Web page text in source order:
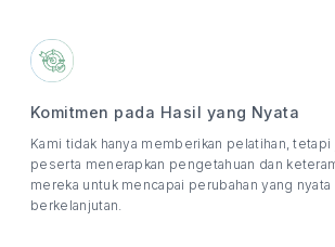
Komitmen pada Hasil yang Nyata
Kami tidak hanya memberikan pelatihan,
peserta menerapkan pengetahuan dan
mereka untuk mencapai perubahan yang nyata
berkelanjutan.